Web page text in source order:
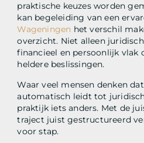
praktische keuzes worden
kan begeleiding van een
Wageningen het verschil
overzicht. Niet alleen
financieel en persoonlijk vlak
heldere beslissingen.
Waar veel mensen denken
automatisch leidt tot
praktijk iets anders. Met de
traject juist gestructureerd
voor stap.